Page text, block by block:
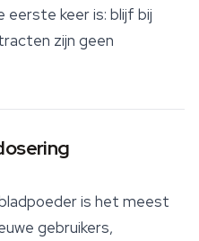
eerste keer is: blijf bij
zijn geen
is het meest
gebruikers,